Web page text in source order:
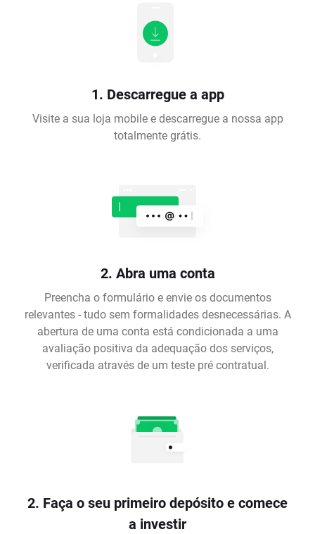
1. Descarregue a app
Visite a sua loja mobile e descarregue a nossa app
totalmente grátis.
2. Abra uma conta
Preencha o formulário e envie os documentos
relevantes - tudo sem formalidades desnecessárias. A
abertura de uma conta está condicionada a uma
avaliação positiva da adequação dos serviços,
verificada através de um teste pré contratual.
2. Faça o seu primeiro depósito e comece
a investir